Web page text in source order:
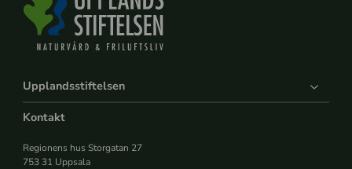
Upplandsstiftelsen
Kontakt
Regionens hus Storgatan 27
753 31 Uppsala